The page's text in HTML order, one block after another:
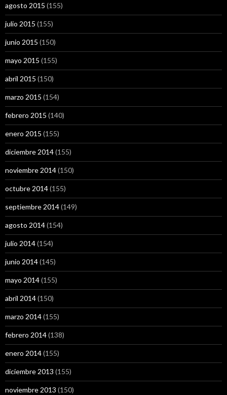
agosto 2015 (155)
julio 2015 (155)
junio 2015 (150)
mayo 2015 (155)
abril 2015 (150)
marzo 2015 (154)
febrero 2015 (140)
enero 2015 (155)
diciembre 2014(155)
noviembre 2014(150)
octubre 2014(155)
septiembre 2014(149)
agosto 2014(154)
julio 2014(154)
junio 2014(145)
mayo 2014(155)
abril 2014(150)
marzo 2014(155)
febrero 2014(138)
enero 2014(155)
diciembre 2013 (155)
noviembre 2013 (150)